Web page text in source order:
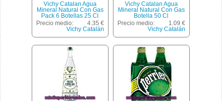
Vichy Catalan Agua
Mineral Natural Con Gas
Pack 6 Botellas 25 Cl
Precio medio:
4.35 €
Vichy Catalán
Vichy Catalan Agua
Mineral Natural Con Gas
Botella 50 Cl
Precio medio:
1.09 €
Vichy Catalán